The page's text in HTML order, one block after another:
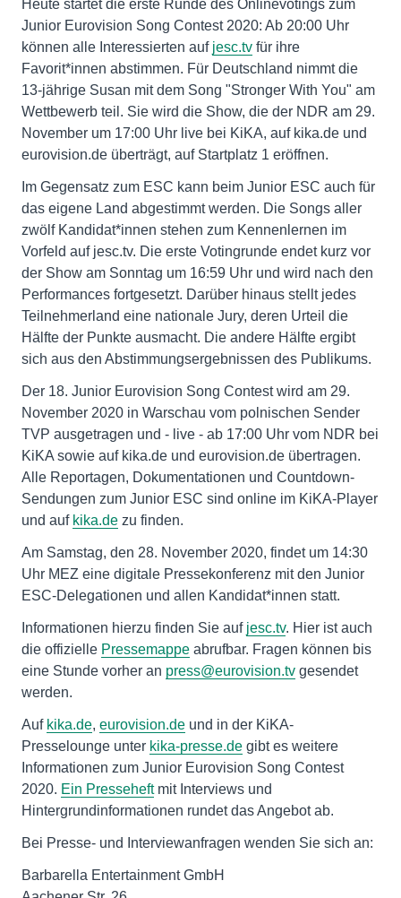
Heute startet die erste Runde des Onlinevotings zum
Junior Eurovision Song Contest 2020: Ab 20:00 Uhr
können alle Interessierten auf jesc.tv für ihre
Favorit*innen abstimmen. Für Deutschland nimmt die
13-jährige Susan mit dem Song "Stronger With You" am
Wettbewerb teil. Sie wird die Show, die der NDR am 29.
November um 17:00 Uhr live bei KiKA, auf kika.de und
eurovision.de überträgt, auf Startplatz 1 eröffnen.
Im Gegensatz zum ESC kann beim Junior ESC auch für
das eigene Land abgestimmt werden. Die Songs aller
zwölf Kandidat*innen stehen zum Kennenlernen im
Vorfeld auf jesc.tv. Die erste Votingrunde endet kurz vor
der Show am Sonntag um 16:59 Uhr und wird nach den
Performances fortgesetzt. Darüber hinaus stellt jedes
Teilnehmerland eine nationale Jury, deren Urteil die
Hälfte der Punkte ausmacht. Die andere Hälfte ergibt
sich aus den Abstimmungsergebnissen des Publikums.
Der 18. Junior Eurovision Song Contest wird am 29.
November 2020 in Warschau vom polnischen Sender
TVP ausgetragen und - live - ab 17:00 Uhr vom NDR bei
KiKA sowie auf kika.de und eurovision.de übertragen.
Alle Reportagen, Dokumentationen und Countdown-
Sendungen zum Junior ESC sind online im KiKA-Player
und auf kika.de zu finden.
Am Samstag, den 28. November 2020, findet um 14:30
Uhr MEZ eine digitale Pressekonferenz mit den Junior
ESC-Delegationen und allen Kandidat*innen statt.
Informationen hierzu finden Sie auf jesc.tv. Hier ist auch
die offizielle Pressemappe abrufbar. Fragen können bis
eine Stunde vorher an press@eurovision.tv gesendet
werden.
Auf kika.de, eurovision.de und in der KiKA-
Presselounge unter kika-presse.de gibt es weitere
Informationen zum Junior Eurovision Song Contest
2020. Ein Presseheftmit Interviews und
Hintergrundinformationen rundet das Angebot ab.
Bei Presse- und Interviewanfragen wenden Sie sich an:
Barbarella Entertainment GmbH